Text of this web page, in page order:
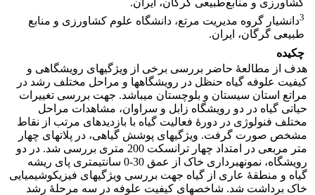
کشاورزی و منابع‌طبیعی گرگان، ایران.
3دانشیار گروه مدیریت مرتع، دانشگاه علوم کشاورزی و منابع
طبیعی گرگان، ایران.
چکیده
هدف از مطالعۀ حاضر بررسی برخی از ویژگی­های رویشگاهی و
کیفیت علوفه گیاه حنظل در رویشگاه­ها و مراحل مختلف رشد در
مراتع استان سیستان و بلوچستان می­باشد. جهت بررسی تغییرات
حیاتی گیاه در دو رویشگاه­ زابل و سراوان، مشاهدات مراحل
مختلف فنولوژی در دورۀ فعالیت گیاه با بازدیدهای مرتب از نقاط
مشخص صورت گرفت. ویژگی­های پوشش گیاهی، در پلات­های چهار
متر مربعی در امتداد چهار ترانسکت 200 متری بررسی شد. در دو
رویشگاه، نمونه­برداری خاک از عمق 30-0 سانتی­متری پای ریشه
گیاه و منطقۀ عاری از گیاه جهت بررسی ویژگی­های فیزیکوشیمیایی
خاک برداشت شد. شاخص­های کیفیت علوفه در سه مرحلۀ رشد